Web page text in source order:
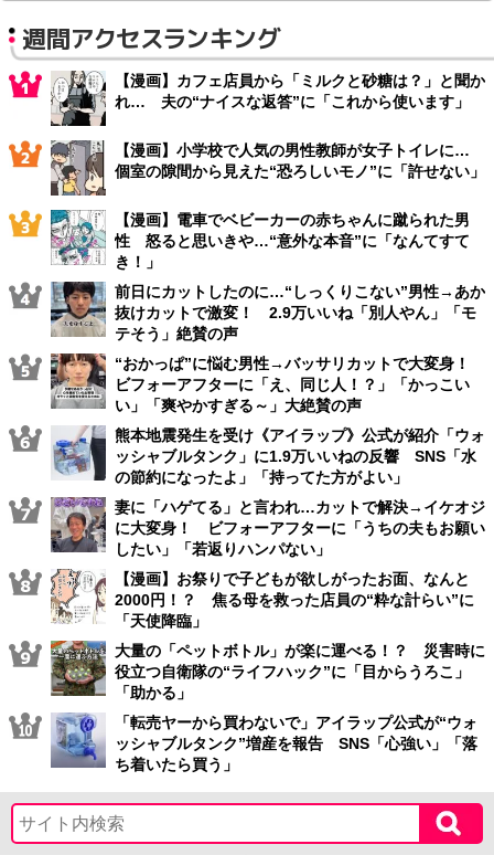
週間アクセスランキング
【漫画】カフェ店員から「ミルクと砂糖は？」と聞か
れ… 夫の“ナイスな返答”に「これから使います」
【漫画】小学校で人気の男性教師が女子トイレに…
個室の隙間から見えた“恐ろしいモノ”に「許せない」
【漫画】電車でベビーカーの赤ちゃんに蹴られた男
性 怒ると思いきや…“意外な本音”に「なんてすて
き！」
前日にカットしたのに…“しっくりこない”男性→あか
抜けカットで激変！ 2.9万いいね「別人やん」「モ
テそう」絶賛の声
“おかっぱ”に悩む男性→バッサリカットで大変身！
ビフォーアフターに「え、同じ人！？」「かっこい
い」「爽やかすぎる～」大絶賛の声
熊本地震発生を受け《アイラップ》公式が紹介「ウォ
ッシャブルタンク」に1.9万いいねの反響 SNS「水
の節約になったよ」「持ってた方がよい」
妻に「ハゲてる」と言われ…カットで解決→イケオジ
に大変身！ ビフォーアフターに「うちの夫もお願い
したい」「若返りハンパない」
【漫画】お祭りで子どもが欲しがったお面、なんと
2000円！？ 焦る母を救った店員の“粋な計らい”に
「天使降臨」
大量の「ペットボトル」が楽に運べる！？ 災害時に
役立つ自衛隊の“ライフハック”に「目からうろこ」
「助かる」
「転売ヤーから買わないで」アイラップ公式が“ウォ
ッシャブルタンク”増産を報告 SNS「心強い」「落
ち着いたら買う」